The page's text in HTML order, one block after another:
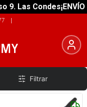
9. Las Condes¡ENVÍO
|
Filtrar